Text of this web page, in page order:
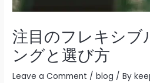
注目のフレキシブ
ングと選び方
Leave a Comment /blog / By